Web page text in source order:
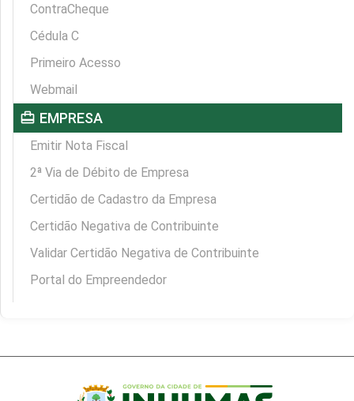
ContraCheque
Cédula C
Primeiro Acesso
Webmail
card_travel EMPRESA
Emitir Nota Fiscal
2ª Via de Débito de Empresa
Certidão de Cadastro da Empresa
Certidão Negativa de Contribuinte
Validar Certidão Negativa de Contribuinte
Portal do Empreendedor